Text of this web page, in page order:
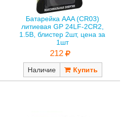
Батарейка AAA (CR03)
литиевая GP 24LF-2CR2,
1.5В, блистер 2шт, цена за
1шт
212
Наличие